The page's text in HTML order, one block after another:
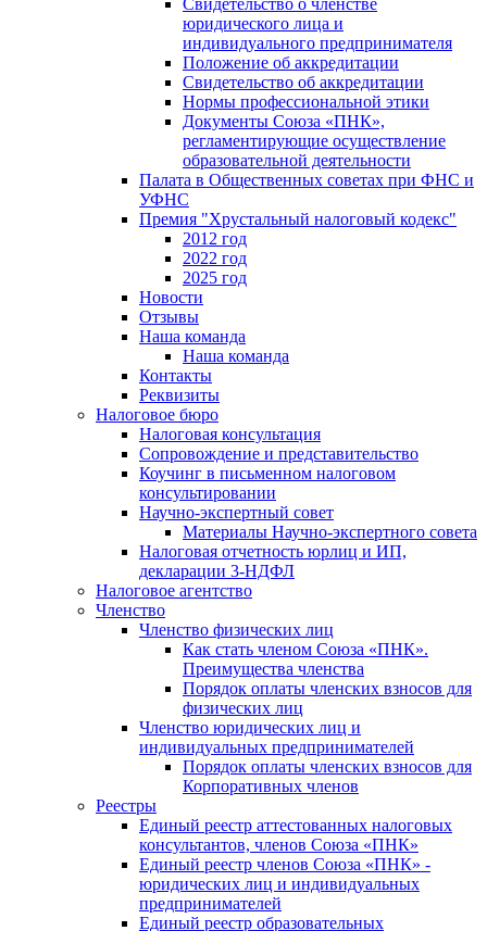
Свидетельство о членстве
юридического лица и
индивидуального предпринимателя
Положение об аккредитации
Свидетельство об аккредитации
Нормы профессиональной этики
Документы Союза «ПНК»,
регламентирующие осуществление
образовательной деятельности
Палата в Общественных советах при ФНС и
УФНС
Премия "Хрустальный налоговый кодекс"
2012 год
2022 год
2025 год
Новости
Отзывы
Наша команда
Наша команда
Контакты
Реквизиты
Налоговое бюро
Налоговая консультация
Cопровождение и представительство
Коучинг в письменном налоговом
консультировании
Научно-экспертный совет
Материалы Научно-экспертного совета
Налоговая отчетность юрлиц и ИП,
декларации 3-НДФЛ
Налоговое агентство
Членство
Членство физических лиц
Как стать членом Союза «ПНК».
Преимущества членства
Порядок оплаты членских взносов для
физических лиц
Членство юридических лиц и
индивидуальных предпринимателей
Порядок оплаты членских взносов для
Корпоративных членов
Реестры
Единый реестр аттестованных налоговых
консультантов, членов Союза «ПНК»
Единый реестр членов Союза «ПНК» -
юридических лиц и индивидуальных
предпринимателей
Единый реестр образовательных